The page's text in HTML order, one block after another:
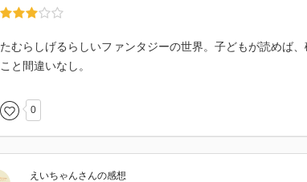
たむらしげるらしいファンタジーの世界。子どもが読めば
こと間違いなし。
0
えいちゃんさんの感想